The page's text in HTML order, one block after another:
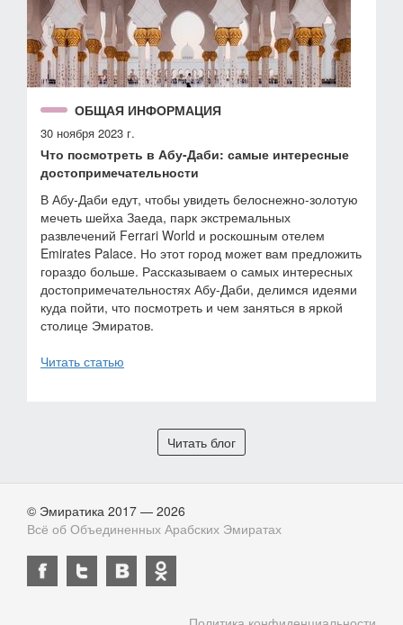
ОБЩАЯ ИНФОРМАЦИЯ
30 ноября 2023 г.
Что посмотреть в Абу-Даби: самые интересные
достопримечательности
В Абу-Даби едут, чтобы увидеть белоснежно-золотую
мечеть шейха Заеда, парк экстремальных
развлечений Ferrari World и роскошным отелем
Emirates Palace. Но этот город может вам предложить
гораздо больше. Рассказываем о самых интересных
достопримечательностях Абу-Даби, делимся идеями
куда пойти, что посмотреть и чем заняться в яркой
столице Эмиратов.
Читать статью
Читать блог
© Эмиратика 2017 — 2026
Всё об Объединенных Арабских Эмиратах